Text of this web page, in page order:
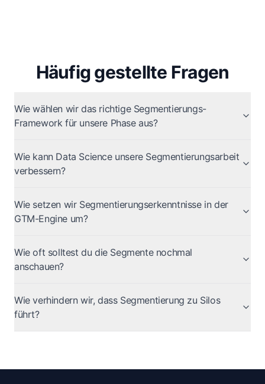
Häufig gestellte Fragen
Wie wählen wir das richtige Segmentierungs-
Framework für unsere Phase aus?
Wie kann Data Science unsere Segmentierungsarbeit
verbessern?
Wie setzen wir Segmentierungserkenntnisse in der
GTM-Engine um?
Wie oft solltest du die Segmente nochmal
anschauen?
Wie verhindern wir, dass Segmentierung zu Silos
führt?